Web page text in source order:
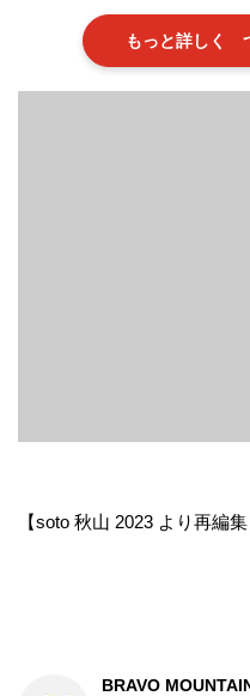
もっと詳しく
【soto 秋山 2023 より再編集
BRAVO